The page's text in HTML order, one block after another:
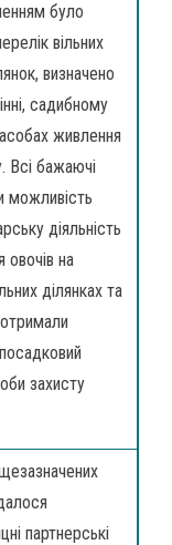
було
вільних
визначено
садибному
живлення
Всі бажаючі
можливість
діяльність
овочів на
ділянках та
захисту
партнерські